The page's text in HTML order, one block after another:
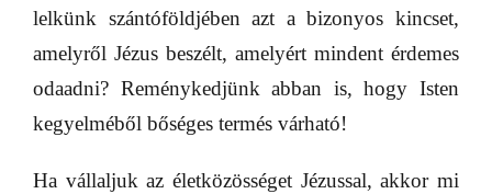
lelkünk szántóföldjében azt a bizonyos kincset,
amelyről Jézus beszélt, amelyért mindent érdemes
odaadni? Reménykedjünk abban is, hogy Isten
kegyelméből bőséges termés várható!
Ha vállaljuk az életközösséget Jézussal, akkor mi